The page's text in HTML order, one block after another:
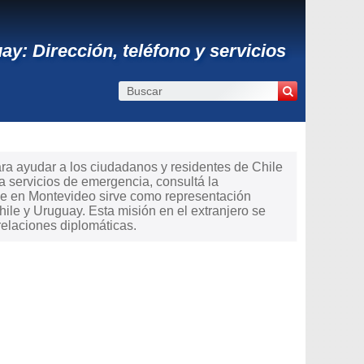
Dirección, teléfono y servicios
ayudar a los ciudadanos y residentes de Chile
servicios de emergencia, consultá la
en Montevideo sirve como representación
y Uruguay. Esta misión en el extranjero se
diplomáticas.